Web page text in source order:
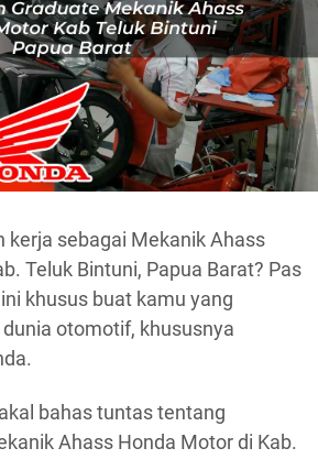
kerja sebagai Mekanik Ahass
Teluk Bintuni, Papua Barat? Pas
khusus buat kamu yang
otomotif, khususnya
bahas tuntas tentang
Ahass Honda Motor di Kab.